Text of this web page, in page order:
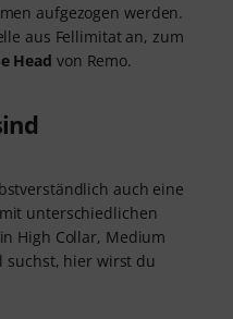
aufgezogen werden.
aus Fellimitat an, zum
Head von Remo.
auch eine
unterschiedlichen
High Collar, Medium
suchst, hier wirst du